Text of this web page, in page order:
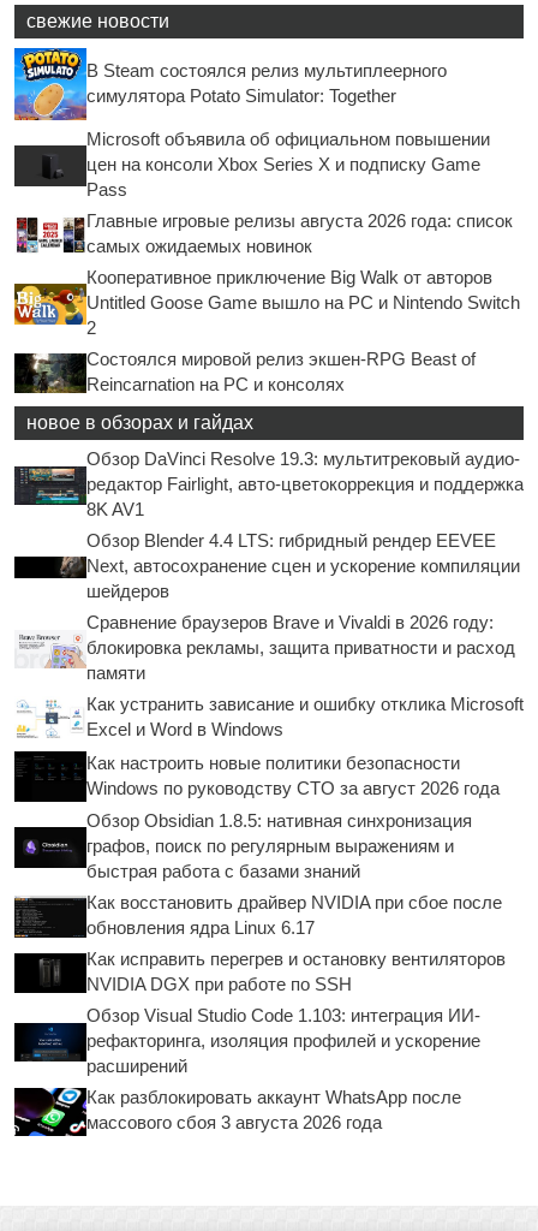
свежие новости
В Steam состоялся релиз мультиплеерного
симулятора Potato Simulator: Together
Microsoft объявила об официальном повышении
цен на консоли Xbox Series X и подписку Game
Pass
Главные игровые релизы августа 2026 года: список
самых ожидаемых новинок
Кооперативное приключение Big Walk от авторов
Untitled Goose Game вышло на PC и Nintendo Switch
2
Состоялся мировой релиз экшен-RPG Beast of
Reincarnation на PC и консолях
новое в обзорах и гайдах
Обзор DaVinci Resolve 19.3: мультитрековый аудио-
редактор Fairlight, авто-цветокоррекция и поддержка
8K AV1
Обзор Blender 4.4 LTS: гибридный рендер EEVEE
Next, автосохранение сцен и ускорение компиляции
шейдеров
Сравнение браузеров Brave и Vivaldi в 2026 году:
блокировка рекламы, защита приватности и расход
памяти
Как устранить зависание и ошибку отклика Microsoft
Excel и Word в Windows
Как настроить новые политики безопасности
Windows по руководству CTO за август 2026 года
Обзор Obsidian 1.8.5: нативная синхронизация
графов, поиск по регулярным выражениям и
быстрая работа с базами знаний
Как восстановить драйвер NVIDIA при сбое после
обновления ядра Linux 6.17
Как исправить перегрев и остановку вентиляторов
NVIDIA DGX при работе по SSH
Обзор Visual Studio Code 1.103: интеграция ИИ-
рефакторинга, изоляция профилей и ускорение
расширений
Как разблокировать аккаунт WhatsApp после
массового сбоя 3 августа 2026 года